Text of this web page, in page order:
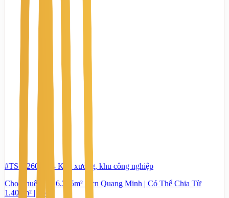
#TS13260085 - Kho xưởng, khu công nghiệp
Cho Thuê Kho 6.365m² Kcn Quang Minh | Có Thể Chia Từ
1.400m² | Pccc